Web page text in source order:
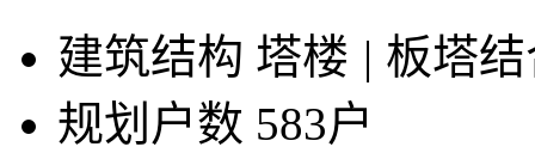
建筑结构 塔楼 | 板塔
规划户数 583户